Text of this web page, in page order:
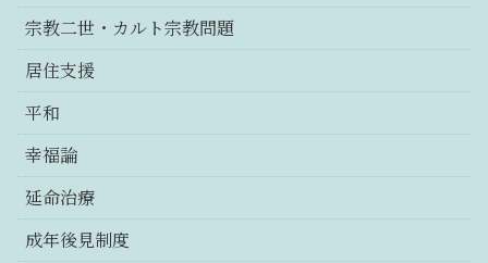
宗教二世・カルト宗教問題
居住支援
平和
幸福論
延命治療
成年後見制度